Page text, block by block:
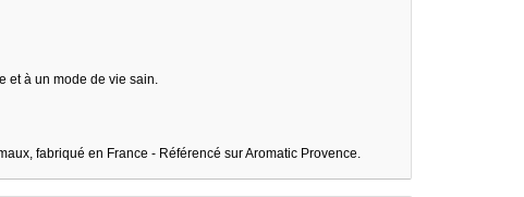
et à un mode de vie sain.
fabriqué en France - Référencé sur Aromatic Provence.